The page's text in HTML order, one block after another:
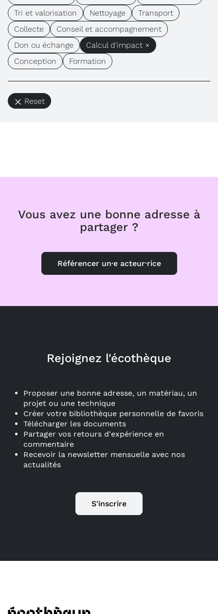
Tri et valorisation
Nettoyage
Transport
Collecte
Conseil et accompagnement
Don ou échange
Calcul d'impact ×
Conception
Formation
Reset
Vous avez une bonne adresse à
partager ?
Référencer un·e acteur·rice
Rejoignez l'écothèque
Proposer une bonne adresse, un matériau, un
projet ou une technique
Créer votre bibliothèque personnelle de favoris
Télécharger les documents
Partager vos retours d'expérience en
commentaire
Recevoir la newsletter mensuelle avec nos
actualités
S'inscrire